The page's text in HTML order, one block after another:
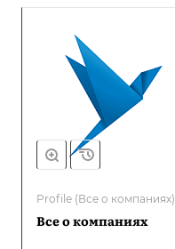
Profile (Все о компаниях)
Все о компаниях